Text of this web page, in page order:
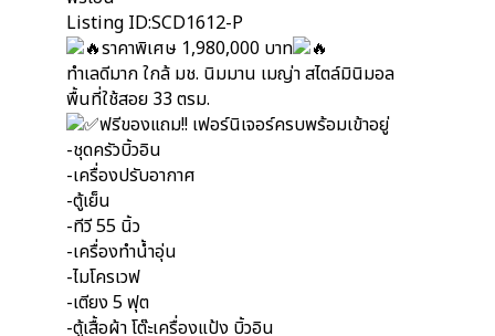
Listing ID:SCD1612-P
ราคาพิเศษ 1,980,000 บาท
ทำเลดีมาก ใกล้ มช. นิมมาน เมญ่า สไตล์มินิมอล
พื้นที่ใช้สอย 33 ตรม.
ฟรีของแถม!! เฟอร์นิเจอร์ครบพร้อมเข้าอยู่
-ชุดครัวบิ้วอิน
-เครื่องปรับอากาศ
-ตู้เย็น
-ทีวี 55 นิ้ว
-เครื่องทำน้ำอุ่น
-ไมโครเวฟ
-เตียง 5 ฟุต
-ตู้เสื้อผ้า โต๊ะเครื่องแป้ง บิ้วอิน